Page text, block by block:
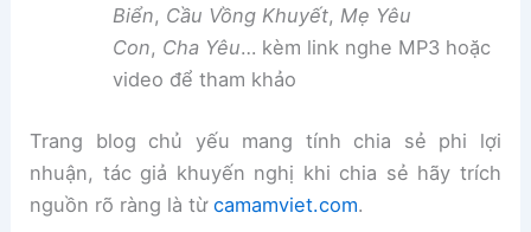
Biển, Cầu Vồng Khuyết, Mẹ Yêu
Con, Cha Yêu… kèm link nghe MP3 hoặc
video để tham khảo
Trang blog chủ yếu mang tính chia sẻ phi lợi
nhuận, tác giả khuyến nghị khi chia sẻ hãy trích
nguồn rõ ràng là từcamamviet.com.